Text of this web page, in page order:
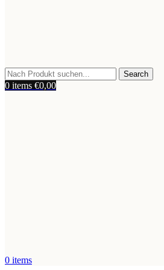
Search
0 items €0,00
0 items